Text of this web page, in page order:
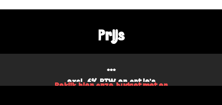
Prijs
***
excl. 6% BTW en optie's
Bekijk hier onze budgetmeter